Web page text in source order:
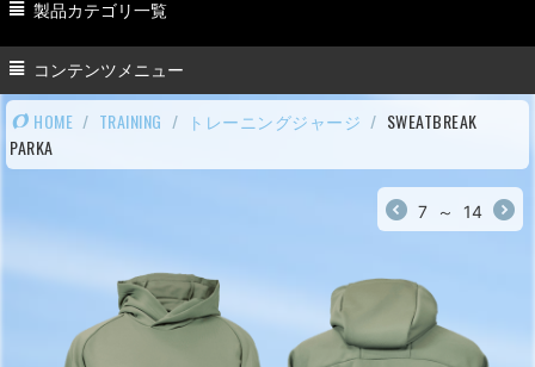
製品カテゴリ一覧
コンテンツメニュー
HOME / TRAINING / トレーニングジャージ / SWEATBREAK
PARKA
7 ～ 14